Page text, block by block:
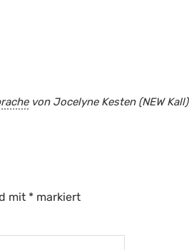
von Jocelyne Kesten (NEW Kall)
mit * markiert